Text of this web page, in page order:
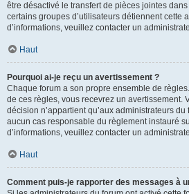
être désactivé le transfert de pièces jointes
certains groupes d’utilisateurs détiennent cette
d’informations, veuillez contacter un
Haut
Pourquoi ai-je reçu un avertissement ?
Chaque forum a son propre ensemble de
de ces règles, vous recevrez un avertissement.
décision n’appartient qu’aux administrateurs du
aucun cas responsable du règlement instauré
d’informations, veuillez contacter un
Haut
Comment puis-je rapporter des messages à